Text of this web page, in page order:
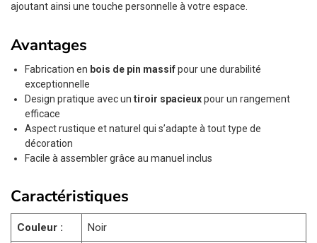
ajoutant ainsi une touche personnelle à votre espace.
Avantages
Fabrication en bois de pin massifpour une durabilité
exceptionnelle
Design pratique avec un tiroir spacieuxpour un rangement
efficace
Aspect rustique et naturel qui s’adapte à tout type de
décoration
Facile à assembler grâce au manuel inclus
Caractéristiques
Couleur : Noir